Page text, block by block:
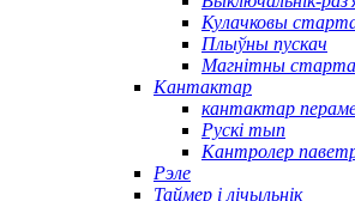
Кулачковы
Плыўны пускач
Магнітны
Кантактар
кантактар
Рускі тып
Кантролер
Рэле
Таймер і лічыльнік